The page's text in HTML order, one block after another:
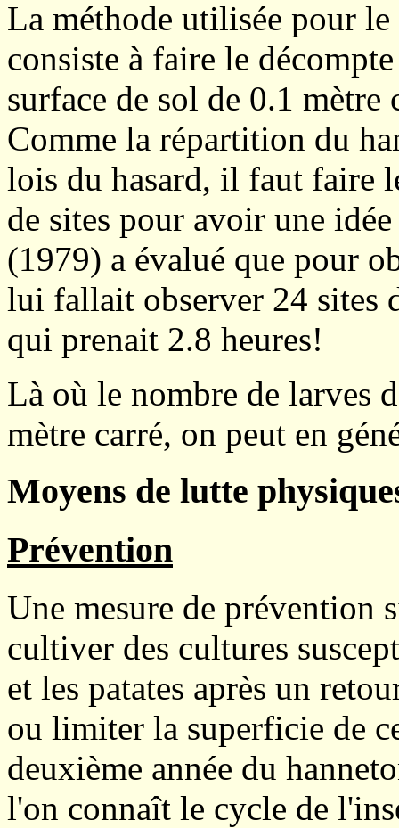
La méthode utilisée pour le
consiste à faire le
surface de sol de 0.1
Comme la répartition du
lois du hasard, il faut faire
de sites pour avoir une
(1979) a évalué que pour
lui fallait observer 24 sites
qui prenait 2.8 heures!
Là où le nombre de larves
mètre carré, on peut en
Moyens de lutte
Prévention
Une mesure de prévention
cultiver des cultures
et les patates après un
ou limiter la superficie de
deuxième année du
l'on connaît le cycle de